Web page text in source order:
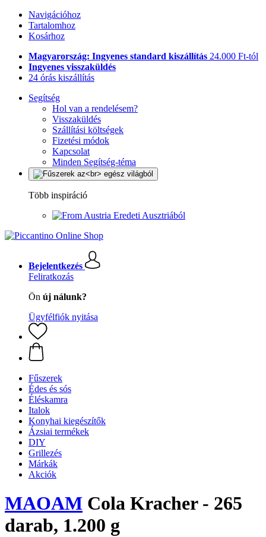
Navigációhoz
Tartalomhoz
Kosárhoz
Magyarország: Ingyenes standard kiszállítás 24.000 Ft-tól
Ingyenes visszaküldés
24 órás kiszállítás
Segítség
Hol van a rendelésem?
Visszaküldés
Szállítási költségek
Fizetési módok
Kapcsolat
Minden Segítség-téma
Több inspiráció
Eredeti Ausztriából
Bejelentkezés
Feliratkozás
Ön új nálunk?
Ügyfélfiók nyitása
Fűszerek
Édes és sós
Éléskamra
Italok
Konyhai kiegészítők
Ázsiai termékek
DIY
Grillezés
Márkák
Akciók
MAOAM Cola Kracher - 265
darab, 1.200 g